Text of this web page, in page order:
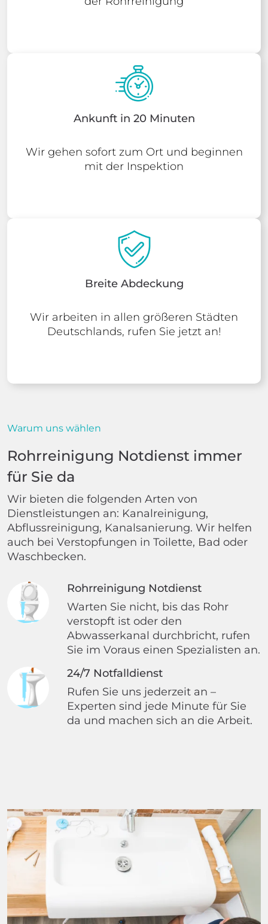
Ankunft in 20 Minuten
Wir gehen sofort zum Ort und beginnen
mit der Inspektion
Breite Abdeckung
Wir arbeiten in allen größeren Städten
Deutschlands, rufen Sie jetzt an!
Warum uns wählen
Rohrreinigung Notdienst immer
für Sie da
Wir bieten die folgenden Arten von
Dienstleistungen an: Kanalreinigung,
Abflussreinigung, Kanalsanierung. Wir helfen
auch bei Verstopfungen in Toilette, Bad oder
Waschbecken.
Rohrreinigung Notdienst
Warten Sie nicht, bis das Rohr
verstopft ist oder den
Abwasserkanal durchbricht, rufen
Sie im Voraus einen Spezialisten an.
24/7 Notfalldienst
Rufen Sie uns jederzeit an –
Experten sind jede Minute für Sie
da und machen sich an die Arbeit.